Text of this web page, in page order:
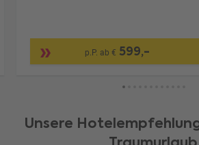
p.P. ab € 599,-
Unsere